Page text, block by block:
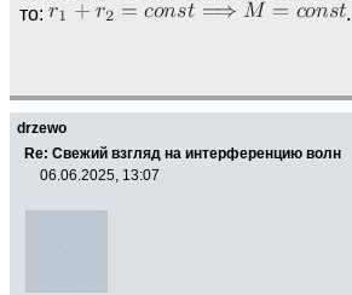
то:
.
drzewo
Re: Свежий взгляд на интерференцию волн
06.06.2025, 13:07